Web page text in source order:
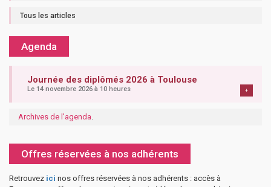
Tous les articles
Agenda
Journée des diplômés 2026 à Toulouse
Le 14 novembre 2026 à 10 heures +
Archives de l'agenda
Offres réservées à nos adhérents
Retrouvez ici nos offres réservées à nos adhérents : accès à